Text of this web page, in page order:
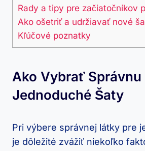
Rady ⁤a tipy pre začiatočníkov
Ako ošetriť a udržiavať nové
Kľúčové poznatky
Ako ⁤vybrať Správnu
Jednoduché Šaty
Pri⁣ výbere správnej látky pre
je dôležité zvážiť niekoľko